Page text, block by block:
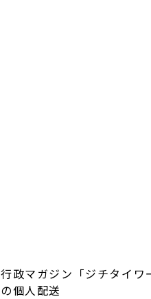
行政マガジン「ジチタイワ
の個人配送